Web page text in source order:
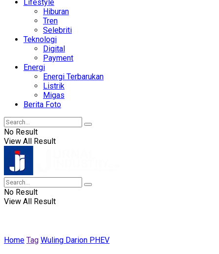
Lifestyle
Hiburan
Tren
Selebriti
Teknologi
Digital
Payment
Energi
Energi Terbarukan
Listrik
Migas
Berita Foto
No Result
View All Result
No Result
View All Result
Home Tag Wuling Darion PHEV